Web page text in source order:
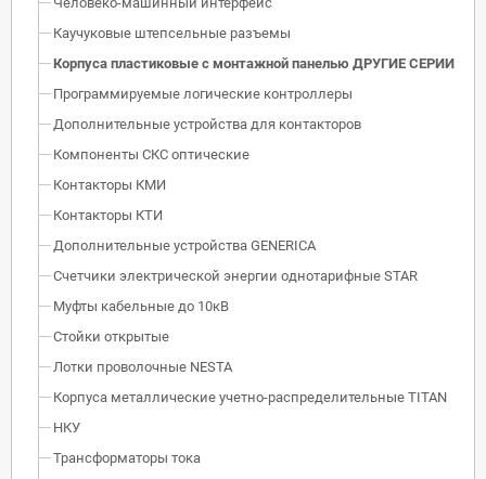
Каучуковые штепсельные разъемы
Корпуса пластиковые с монтажной панелью ДРУГИЕ СЕРИИ
Программируемые логические контроллеры
Дополнительные устройства для контакторов
Компоненты СКС оптические
Контакторы КМИ
Контакторы КТИ
Дополнительные устройства GENERICA
Счетчики электрической энергии однотарифные STAR
Муфты кабельные до 10кВ
Стойки открытые
Лотки проволочные NESTA
Корпуса металлические учетно-распределительные TITAN
НКУ
Трансформаторы тока